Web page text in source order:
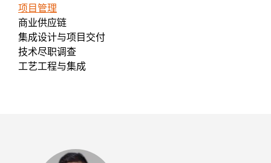
项目管理
商业供应链
集成设计与项目交付
技术尽职调查
工艺工程与集成